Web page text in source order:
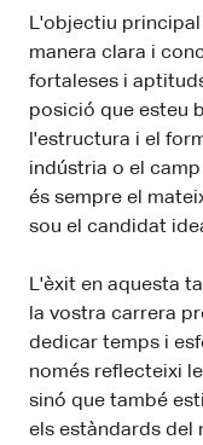
L'objectiu principal
manera clara i
fortaleses i
posició que esteu
l'estructura i el
indústria o el
és sempre el
sou el candidat
L'èxit en aquesta
la vostra carrera
dedicar temps i
només reflecteixi
sinó que també
els estàndards del